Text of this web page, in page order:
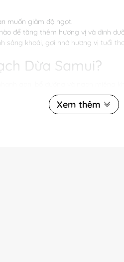
muốn giảm độ ngọt.
để tăng thêm hương vị và dinh
sảng khoái, gợi nhớ hương vị tuổi
Dừa Samui?
chỉ cần vài giây là bạn đã có ngay
tố, chè, kem,...
nhất, bạn nên:
Xem thêm